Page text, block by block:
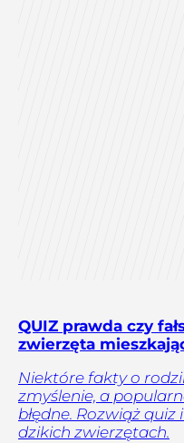
QUIZ prawda czy
zwierzęta
Niektóre fakty o
zmyślenie, a
błędne. Rozwiąż
dzikich zwierzętach.